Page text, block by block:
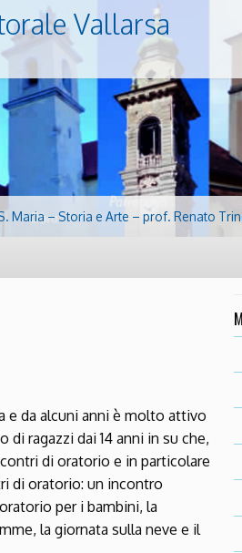
Vallarsa
Maria – Storia e Arte – prof. Renato
e da alcuni anni è molto attivo
ragazzi dai 14 anni in su che,
di oratorio e in particolare
di oratorio: un incontro
per i bambini, la
la giornata sulla neve e il